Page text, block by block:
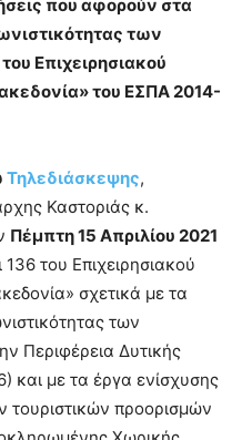
που αφορούν στα
των
Επιχειρησιακού
του ΕΣΠΑ 2014-
Τηλεδιάσκεψης,
Καστοριάς κ.
Πέμπτη 15 Απριλίου 2021
136 του Επιχειρησιακού
σχετικά με τα
των
Περιφέρεια Δυτικής
και με τα έργα ενίσχυσης
τουριστικών προορισμών